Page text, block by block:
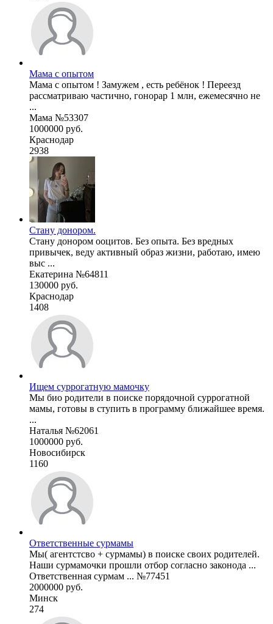
Мама с опытом
Мама с опытом ! Замужем , есть ребёнок ! Переезд
рассматриваю частично, гонорар 1 млн, ежемесячно не
...
Мама №53307
1000000 руб.
Краснодар
2938
Стану донором.
Стану донором ооцитов. Без опыта. Без вредных
привычек, веду активный образ жизни, работаю, имею
выс ...
Екатерина №64811
130000 руб.
Краснодар
1408
Ищем суррогатную мамочку
Мы био родители в поиске порядочной суррогатной
мамы, готовы в ступить в программу ближайшее время.
...
Наталья №62061
1000000 руб.
Новосибирск
1160
Ответственные сурмамы
Мы( агентстсво + сурмамы) в поиске своих родителей.
Наши сурмамочки прошли отбор согласно законода ...
Ответственная сурмам ... №77451
2000000 руб.
Минск
274